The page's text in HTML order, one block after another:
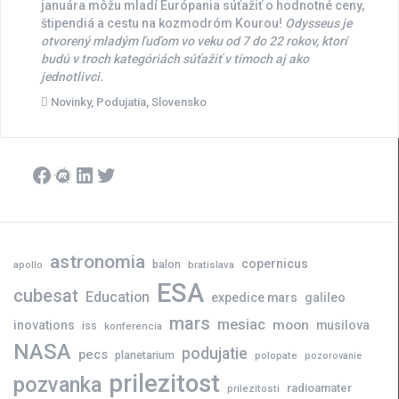
januára môžu mladí Európania súťažiť o hodnotné ceny,
štipendiá a cestu na kozmodróm Kourou! Odysseus je
otvorený mladým ľuďom vo veku od 7 do 22 rokov, ktorí
budú v troch kategóriách súťažiť v tímoch aj ako
jednotlivci.
Novinky, Podujatia, Slovensko
Facebook
Meetup
LinkedIn
Twitter
apollo astronomia balon bratislava copernicus
cubesat Education ESA expedice mars
galileo
inovations iss konferencia mars mesiac moon musilova
NASA pecs planetarium podujatie polopate pozorovanie
pozvanka prilezitost prilezitosti radioamater